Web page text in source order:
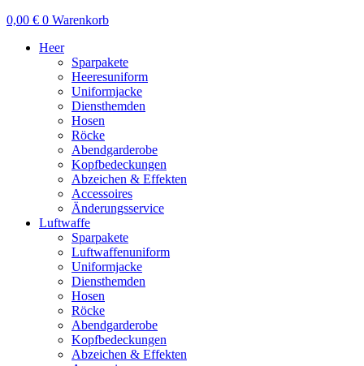
0,00 € 0 Warenkorb
Heer
Sparpakete
Heeresuniform
Uniformjacke
Diensthemden
Hosen
Röcke
Abendgarderobe
Kopfbedeckungen
Abzeichen & Effekten
Accessoires
Änderungsservice
Luftwaffe
Sparpakete
Luftwaffenuniform
Uniformjacke
Diensthemden
Hosen
Röcke
Abendgarderobe
Kopfbedeckungen
Abzeichen & Effekten